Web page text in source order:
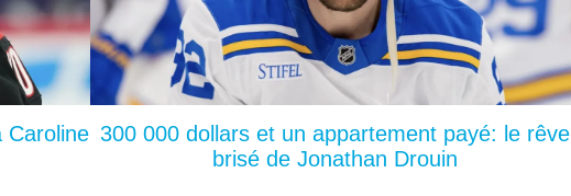
Caroline 300 000 dollars et un appartement payé: le rêve
brisé de Jonathan Drouin